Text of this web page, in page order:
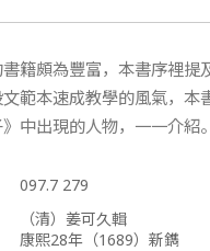
籍頗為豐富，本書序裡
範本速成教學的風氣，
中出現的人物，一一介紹。
097.7 279
（清）姜可久輯
康熙28年（1689）新鐫